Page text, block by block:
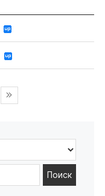
Поиск